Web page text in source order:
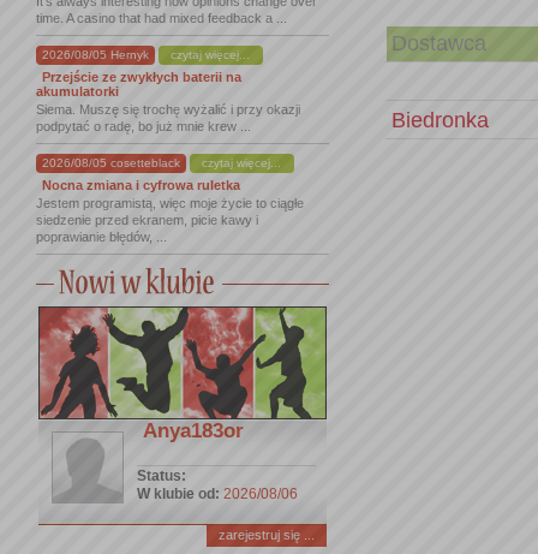
time. A casino that had mixed feedback a ...
2026/08/05 Hernyk czytaj więcej...
Przejście ze zwykłych baterii na
akumulatorki
Siema. Muszę się trochę wyżalić i przy okazji
podpytać o radę, bo już mnie krew ...
2026/08/05 cosetteblack czytaj więcej...
Nocna zmiana i cyfrowa ruletka
Jestem programistą, więc moje życie to ciągłe
siedzenie przed ekranem, picie kawy i
poprawianie błędów, ...
Anya183or
Status:
W klubie od: 2026/08/06
zarejestruj się ...
Dostawca
Biedronka